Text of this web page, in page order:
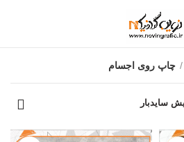
چاپ روی اجسام
سایدبار